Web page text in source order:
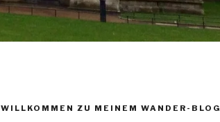
WILLKOMMEN ZU MEINEM WANDER-BLOG